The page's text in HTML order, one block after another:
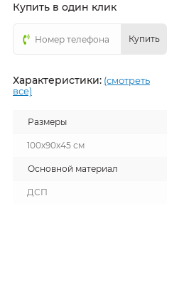
Купить в один клик
Купить
Характеристики: (смотреть
все)
Размеры
100х90х45 см
Основной материал
ДСП